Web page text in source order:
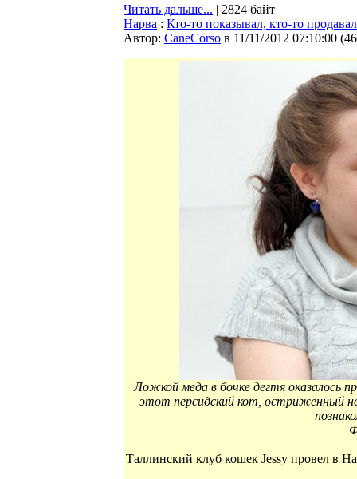
Читать дальше... | 2824 байт
Нарва : Кто-то показывал, кто-то продавал
Автор: CaneCorso в 11/11/2012 07:10:00 (
Ложкой меда в бочке дегтя оказалось
этот персидский кот, остриженный
Таллинский клуб кошек Jessy провел в